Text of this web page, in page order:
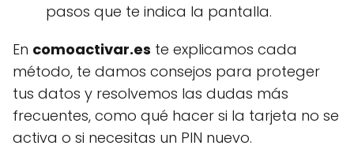
pasos que te indica la pantalla.
En comoactivar.es te explicamos cada
método, te damos consejos para proteger
tus datos y resolvemos las dudas más
frecuentes, como qué hacer si la tarjeta no se
activa o si necesitas un PIN nuevo.